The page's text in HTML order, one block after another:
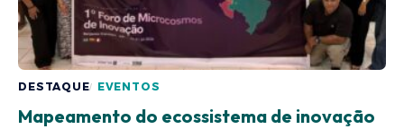
DESTAQUE EVENTOS
Mapeamento do ecossistema de inovação